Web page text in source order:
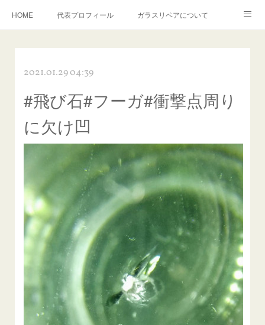
HOME 代表プロフィール ガラスリペアについて
飛び石施工料金について
当店へのアクセス 建築ガラスキズ取り・研磨・磨き
【プロ使用】フッ素系ガラストリートメント『アクアペル』
欧州車モールの白サビやシミを落とす！
instagram記事 ガラスリペア施工価格
飛び石ひび割れでヒビ先が伸びた場合は？
2021.01.29 04:39
#飛び石#フーガ#衝撃点周り
に欠け凹